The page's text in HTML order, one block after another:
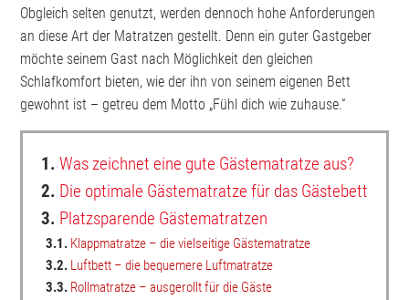
Obgleich selten genutzt, werden dennoch hohe Anforderungen
an diese Art der Matratzen gestellt. Denn ein guter Gastgeber
möchte seinem Gast nach Möglichkeit den gleichen
Schlafkomfort bieten, wie der ihn von seinem eigenen Bett
gewohnt ist – getreu dem Motto „Fühl dich wie zuhause.“
1. Was zeichnet eine gute Gästematratze aus?
2. Die optimale Gästematratze für das Gästebett
3. Platzsparende Gästematratzen
3.1. Klappmatratze – die vielseitige Gästematratze
3.2. Luftbett – die bequemere Luftmatratze
3.3. Rollmatratze – ausgerollt für die Gäste